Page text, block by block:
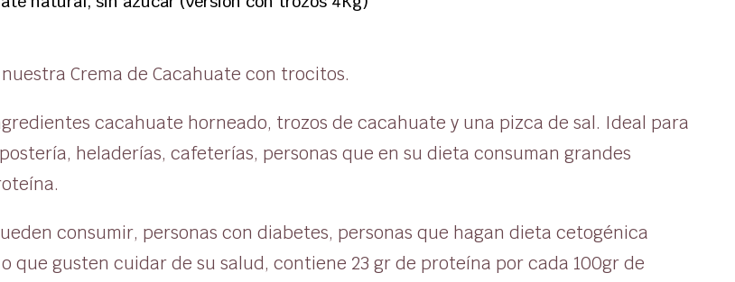
Crema de Cacahuate con trocitos.
cacahuate horneado, trozos de cacahuate y una pizca de sal. Ideal para
heladerías, cafeterías, personas que en su dieta consuman grandes
consumir, personas con diabetes, personas que hagan dieta cetogénica
que gusten cuidar de su salud, contiene 23 gr de proteína por cada 100gr de